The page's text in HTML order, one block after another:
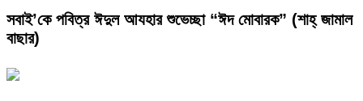
সবাই’কে পবিত্র ঈদুল আযহার শুভেচ্ছা “ঈদ মোবারক” (শাহ্ জামাল
বাছার)